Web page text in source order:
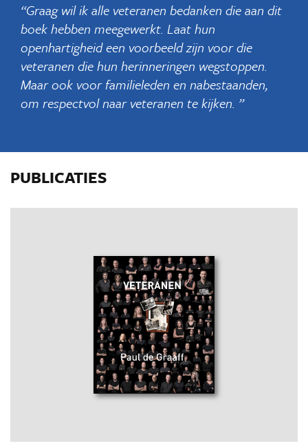
Graag wil ik alle veteranen bedanken die aan dit
boek hebben meegewerkt. Laat hun
openhartigheid een voorbeeld zijn voor die
veteranen die hun herinneringen wegstoppen.
Maar ook voor familieleden en nabestaanden,
om respectvol naar veteranen te kijken.
PUBLICATIES